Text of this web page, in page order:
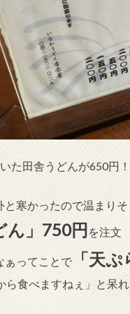
た田舎うどんが650円！
と寒かったので温まりそ
ん」750円 を注文
ぁってことで「天ぷ
ら食べますねぇ」と呆